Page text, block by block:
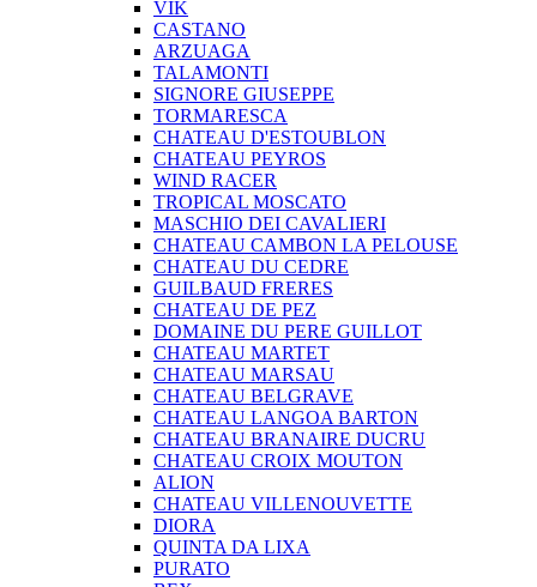
VIK
CASTANO
ARZUAGA
TALAMONTI
SIGNORE GIUSEPPE
TORMARESCA
CHATEAU D'ESTOUBLON
CHATEAU PEYROS
WIND RACER
TROPICAL MOSCATO
MASCHIO DEI CAVALIERI
CHATEAU CAMBON LA PELOUSE
CHATEAU DU CEDRE
GUILBAUD FRERES
CHATEAU DE PEZ
DOMAINE DU PERE GUILLOT
CHATEAU MARTET
CHATEAU MARSAU
CHATEAU BELGRAVE
CHATEAU LANGOA BARTON
CHATEAU BRANAIRE DUCRU
CHATEAU CROIX MOUTON
ALION
CHATEAU VILLENOUVETTE
DIORA
QUINTA DA LIXA
PURATO